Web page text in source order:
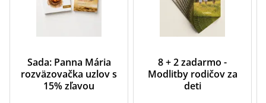
Sada: Panna Mária
rozväzovačka uzlov s
15% zľavou
8 + 2 zadarmo -
Modlitby rodičov za
deti